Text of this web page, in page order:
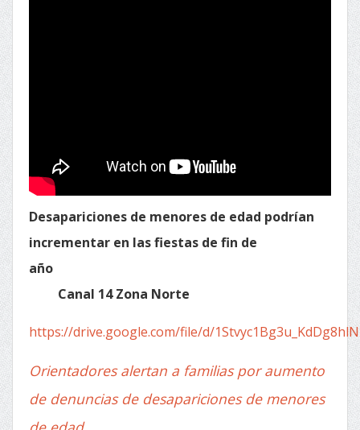
Desapariciones de menores de edad podrían
incrementar en las fiestas de fin de
Canal 14 Zona Norte
https://drive.google.com/file/d/
Orientadores alertan a familias por aumento
de denuncias de desapariciones de menores